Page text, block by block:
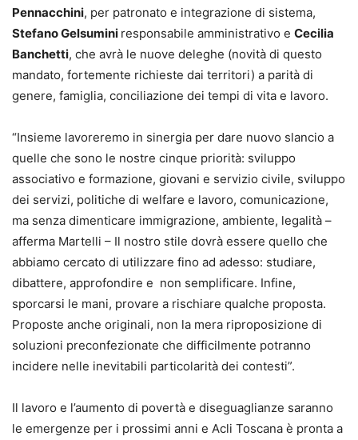
Pennacchini, per patronato e integrazione di sistema,
Stefano Gelsumini responsabile amministrativo e Cecilia
Banchetti, che avrà le nuove deleghe (novità di questo
mandato, fortemente richieste dai territori) a parità di
genere, famiglia, conciliazione dei tempi di vita e lavoro.
“Insieme lavoreremo in sinergia per dare nuovo slancio a
quelle che sono le nostre cinque priorità: sviluppo
associativo e formazione, giovani e servizio civile, sviluppo
dei servizi, politiche di welfare e lavoro, comunicazione,
ma senza dimenticare immigrazione, ambiente, legalità –
afferma Martelli – Il nostro stile dovrà essere quello che
abbiamo cercato di utilizzare fino ad adesso: studiare,
dibattere, approfondire e non semplificare. Infine,
sporcarsi le mani, provare a rischiare qualche proposta.
Proposte anche originali, non la mera riproposizione di
soluzioni preconfezionate che difficilmente potranno
incidere nelle inevitabili particolarità dei contesti”.
Il lavoro e l’aumento di povertà e diseguaglianze saranno
le emergenze per i prossimi anni e Acli Toscana è pronta a